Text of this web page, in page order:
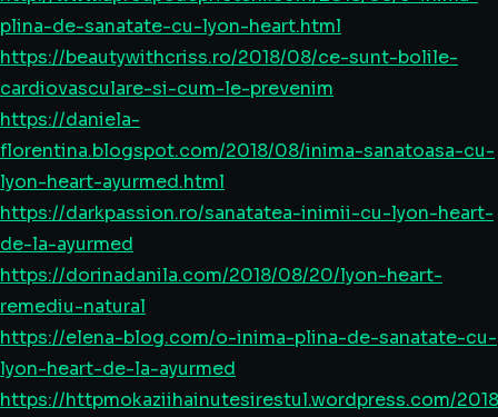
plina-de-sanatate-cu-lyon-heart.html
https://beautywithcriss.ro/2018/08/ce-sunt-bolile-
cardiovasculare-si-cum-le-prevenim
https://daniela-
florentina.blogspot.com/2018/08/inima-sanatoasa-cu-
lyon-heart-ayurmed.html
https://darkpassion.ro/sanatatea-inimii-cu-lyon-heart-
de-la-ayurmed
https://dorinadanila.com/2018/08/20/lyon-heart-
remediu-natural
https://elena-blog.com/o-inima-plina-de-sanatate-cu-
lyon-heart-de-la-ayurmed
https://httpmokaziihainutesirestul.wordpress.com/